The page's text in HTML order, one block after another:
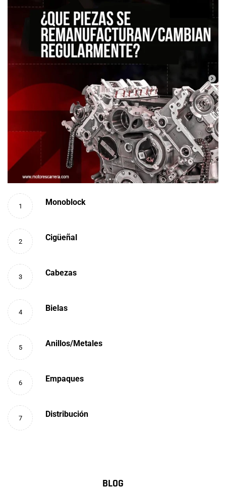
1 Monoblock
2 Cigüeñal
3 Cabezas
4 Bielas
5 Anillos/Metales
6 Empaques
7 Distribución
BLOG